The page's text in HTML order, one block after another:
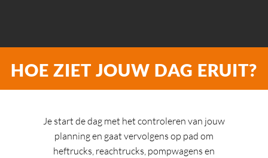
HOE ZIET JOUW DAG ERUIT?
Je start de dag met het controleren van jouw
planning en gaat vervolgens op pad om
heftrucks, reachtrucks, pompwagens en